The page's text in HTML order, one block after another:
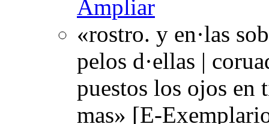
Ampliar
«rostro. y en·las
pelos d·ellas |
puestos los ojos en
mas» [E-